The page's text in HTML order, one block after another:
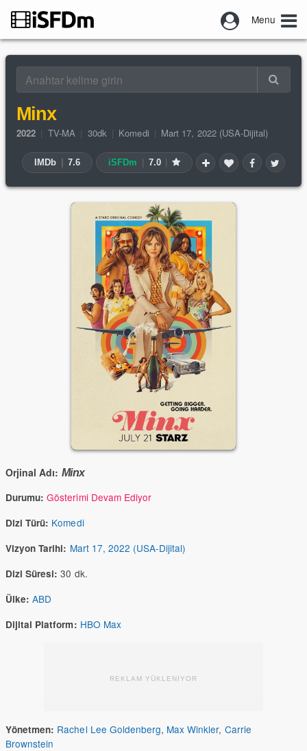
Menu
Minx
2022 TV-MA 30dk Komedi Mart 17, 2022 (USA-Dijital)
IMDb 7.6 iSFDm 7.0
Orjinal Adı: Minx
Durumu: Gösterimi Devam Ediyor
Dizi Türü: Komedi
Vizyon Tarihi: Mart 17, 2022 (USA-Dijital)
Dizi Süresi: 30 dk.
Ülke: ABD
Dijital Platform: HBO Max
REKLAM YÜKLENİYOR
Yönetmen: Rachel Lee Goldenberg, Max Winkler, Carrie
Brownstein